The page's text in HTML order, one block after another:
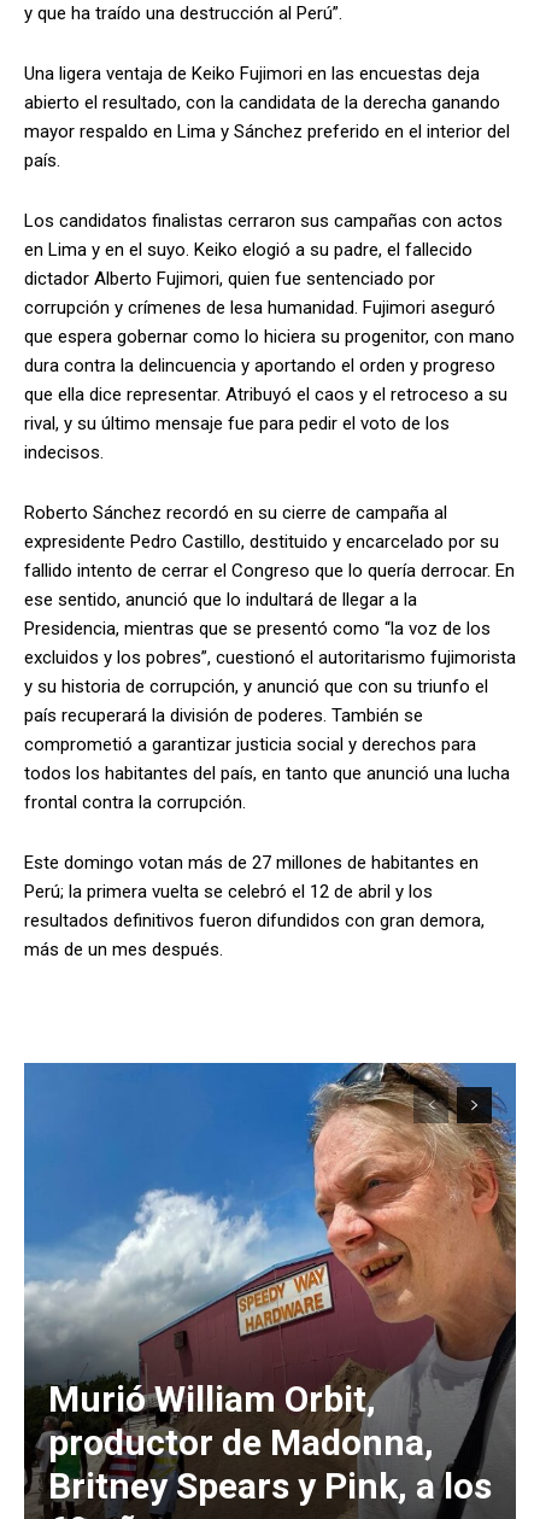
y que ha traído una destrucción al Perú”.
Una ligera ventaja de Keiko Fujimori en las encuestas deja
abierto el resultado, con la candidata de la derecha ganando
mayor respaldo en Lima y Sánchez preferido en el interior del
país.
Los candidatos finalistas cerraron sus campañas con actos
en Lima y en el suyo. Keiko elogió a su padre, el fallecido
dictador Alberto Fujimori, quien fue sentenciado por
corrupción y crímenes de lesa humanidad. Fujimori aseguró
que espera gobernar como lo hiciera su progenitor, con mano
dura contra la delincuencia y aportando el orden y progreso
que ella dice representar. Atribuyó el caos y el retroceso a su
rival, y su último mensaje fue para pedir el voto de los
indecisos.
Roberto Sánchez recordó en su cierre de campaña al
expresidente Pedro Castillo, destituido y encarcelado por su
fallido intento de cerrar el Congreso que lo quería derrocar. En
ese sentido, anunció que lo indultará de llegar a la
Presidencia, mientras que se presentó como “la voz de los
excluidos y los pobres”, cuestionó el autoritarismo fujimorista
y su historia de corrupción, y anunció que con su triunfo el
país recuperará la división de poderes. También se
comprometió a garantizar justicia social y derechos para
todos los habitantes del país, en tanto que anunció una lucha
frontal contra la corrupción.
Este domingo votan más de 27 millones de habitantes en
Perú; la primera vuelta se celebró el 12 de abril y los
resultados definitivos fueron difundidos con gran demora,
más de un mes después.
Murió William Orbit,
productor de Madonna,
Britney Spears y Pink, a los